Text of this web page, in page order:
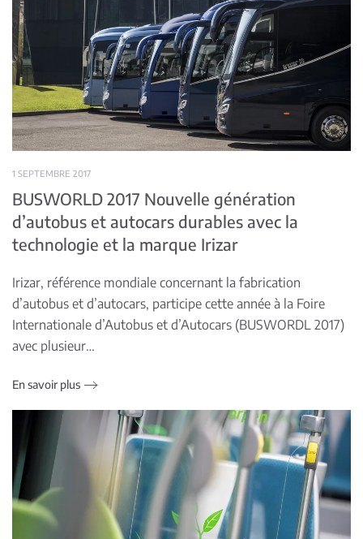
1 SEPTEMBRE 2017
BUSWORLD 2017 Nouvelle génération
d’autobus et autocars durables avec la
technologie et la marque Irizar
Irizar, référence mondiale concernant la fabrication
d’autobus et d’autocars, participe cette année à la Foire
Internationale d’Autobus et d’Autocars (BUSWORDL 2017)
avec plusieur…
En savoir plus